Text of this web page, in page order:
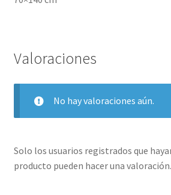
Valoraciones
No hay valoraciones aún.
Solo los usuarios registrados que
producto pueden hacer una valoración.